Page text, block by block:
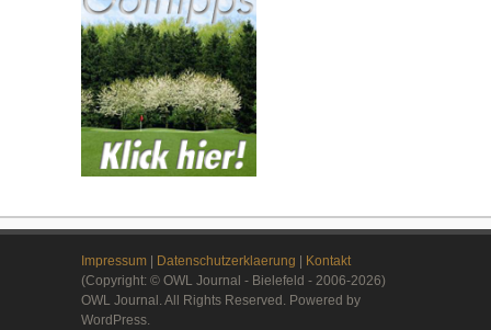
Impressum Datenschutzerklaerung
Kontakt
(Copyright: © OWL Journal - Bielefeld - 2006-2026)
OWL Journal. All Rights Reserved. Powered by
WordPress.